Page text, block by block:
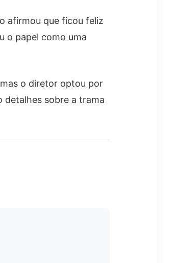
afirmou que ficou feliz
o papel como uma
o diretor optou por
detalhes sobre a trama